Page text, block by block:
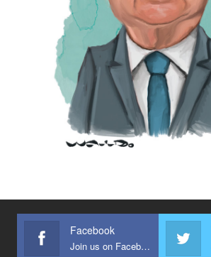
Facebook
Join us on Facebook